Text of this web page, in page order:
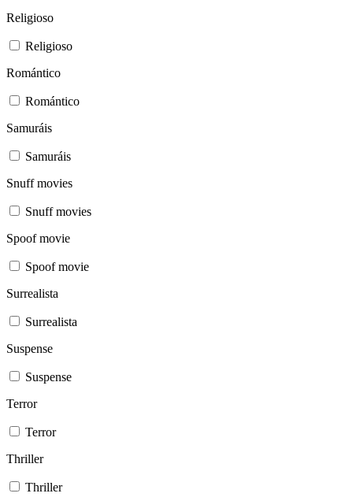
Religioso
Religioso
Romántico
Romántico
Samuráis
Samuráis
Snuff movies
Snuff movies
Spoof movie
Spoof movie
Surrealista
Surrealista
Suspense
Suspense
Terror
Terror
Thriller
Thriller